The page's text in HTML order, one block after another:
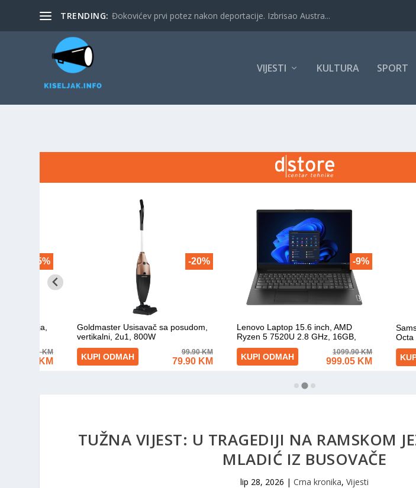
TRENDING: Đokovićev prvi potez nakon deportacije. Izbrisao Austra...
VIJESTI KULTURA SPORT
TUŽNA VIJEST: U TRAGEDIJI NA RAMSKOM
MLADIĆ IZ BUSOVAČE
lip 28, 2026 |Crna kronika,Vijesti